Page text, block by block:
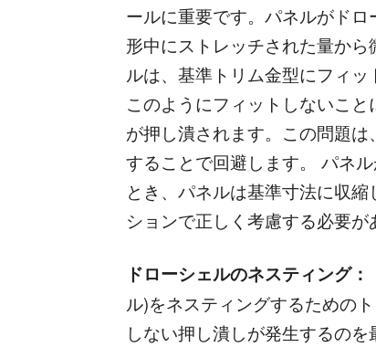
ールに重要です。パネルがド
形中にストレッチされた量か
ルは、基準トリム金型にフィッ
このようにフィットしないこ
が押し潰されます。この問題
することで回避します。 パネ
とき、パネルは基準寸法に収
ションで正しく考慮する必要が
ドローシェルのネスティング：
ル)をネスティングするための
しない押し潰しが発生するの